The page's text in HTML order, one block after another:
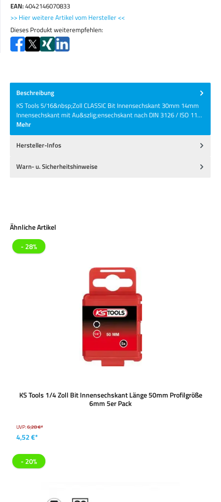
EAN:4042146070833
>> Hier weitere Artikel vom Hersteller <<
Dieses Produkt weiterempfehlen:
Beschreibung
KS Tools 5/16&nbsp;Zoll CLASSIC Bit Innensechskant 30mm 14mm
Innensechskant mit Au&szlig;ensechskant nach DIN 3126 / ISO 11…
Mehr
Hersteller-Infos
Warn- u. Sicherheitshinweise
Produktgalerie überspringen
Ähnliche Artikel
- 28%
KS Tools 1/4 Zoll Bit Innensechskant Länge 50mm Profilgröße
6mm 5er Pack
UVP:6,28 €*
4,52 €*
- 20%